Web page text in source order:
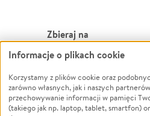
Zbieraj na
Leczenie
Zwierzęta
Pożar
Ukraina
Informacje o plikach cookie
Korzystamy z plików cookie oraz
zarówno własnych, jak i naszych
przechowywanie informacji w pamięci
(takiego jak np. laptop, tablet, smartfon)